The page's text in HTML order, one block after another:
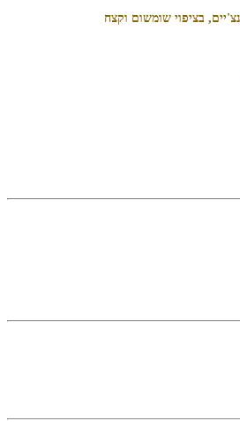
בציפוי שומשום וקצח